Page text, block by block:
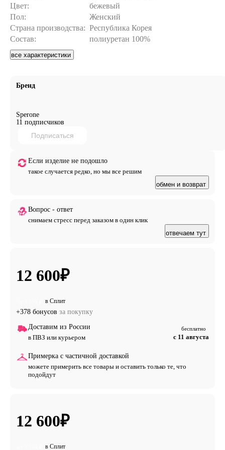
Цвет:
бежевый
Пол:
Женский
Страна производства: Республика Корея
Состав:
полиуретан 100%
все характеристики
Бренд
Sperone
11 подписчиков
Подписаться
Если изделие не подошло
такое случается редко, но мы все решим
обмен и возврат
Вопрос - ответ
снимаем стресс перед заказом в один клик
отвечаем тут
12 600₽
в Сплит
+378 бонусов за покупку
Доставим из России
в ПВЗ или курьером
бесплатно
с 11 августа
Примерка с частичной доставкой
можете примерить все товары и оставить только те, что
подойдут
12 600₽
в Сплит